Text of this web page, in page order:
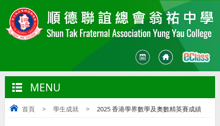
MENU
首頁 > 學生成就 > 2025 香港學界數學及奧數精英賽成績